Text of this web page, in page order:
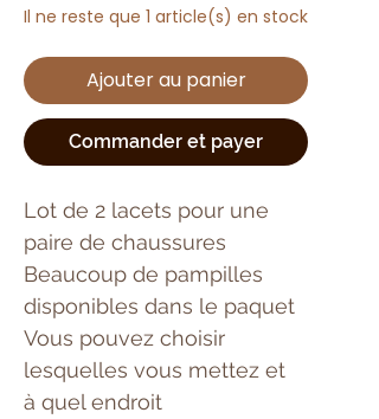
Il ne reste que 1 article(s) en stock
Ajouter au panier
Commander et payer
Lot de 2 lacets pour une
paire de chaussures
Beaucoup de pampilles
disponibles dans le paquet
Vous pouvez choisir
lesquelles vous mettez et
à quel endroit